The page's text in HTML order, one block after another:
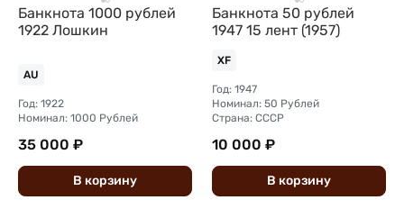
Банкнота 1000 рублей
1922 Лошкин
AU
Год: 1922
Номинал: 1000 Рублей
35 000 ₽
В корзину
Банкнота 50 рублей
1947 15 лент (1957)
XF
Год: 1947
Номинал: 50 Рублей
Страна: СССР
10 000 ₽
В корзину